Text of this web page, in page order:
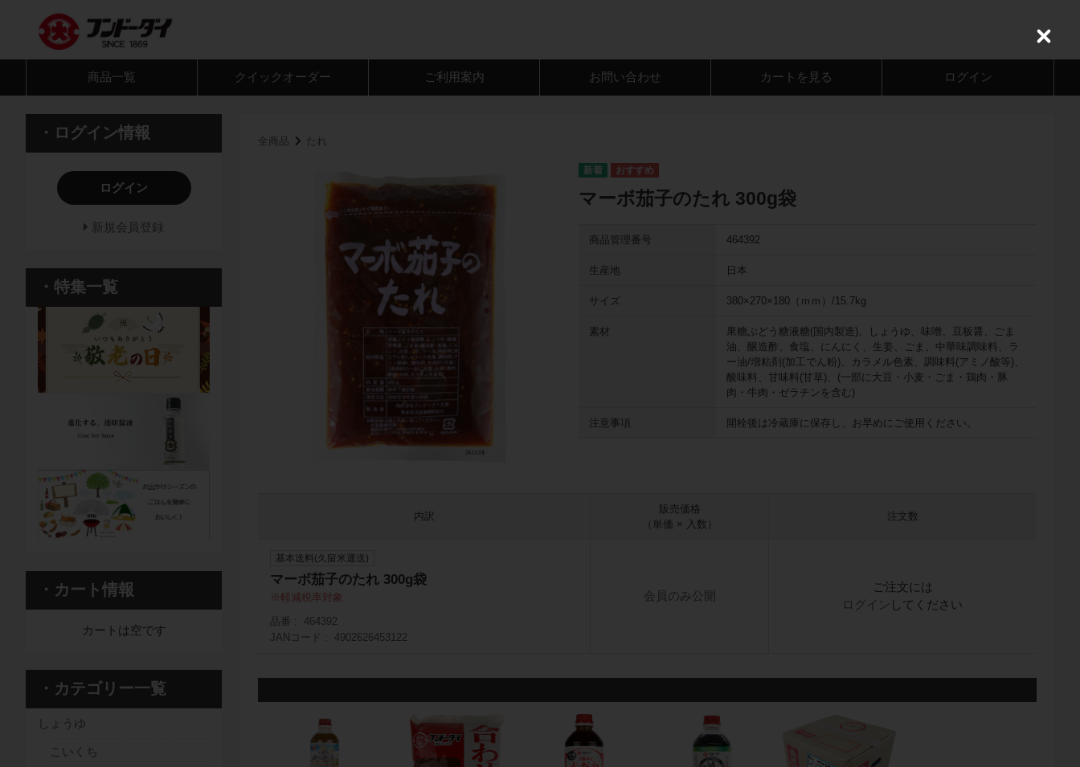
商品一覧 クイック オーダー ご利用案内 お問い合わせ カートを見る ログイン
全商品 たれ
マーボ茄子のたれ 300g袋
商品管理番号 464392
生産地 日本
サイズ 380×270×180（ｍｍ）/15.7kg
素材
果糖ぶどう糖液糖(国内製造)、しょうゆ、味噌、豆板醤、ごま
油、醸造酢、食塩、にんにく、生姜、ごま、中華味調味料、ラ
ー油/増粘剤(加工でん粉)、カラメル色素、調味料(アミノ酸等)、
酸味料、甘味料(甘草)、(一部に大豆・小麦・ごま・鶏肉・豚
肉・牛肉・ゼラチンを含む)
注意事項 開栓後は冷蔵庫に保存し、お早めにご使用ください。
内訳
販売価格
（単価 × 入数）
注文数
基本送料(久留米運送)
マーボ茄子のたれ 300g袋
軽減税率対象
品番
464392
JANコード
4902626453122
会員のみ公開
ご注文には
ログイン してください
・ログイン情報
ログイン
新規会員登録
・特集一覧
・カート情報
カートは空です
・カテゴリー一覧
しょうゆ
こいくち
C
l
e